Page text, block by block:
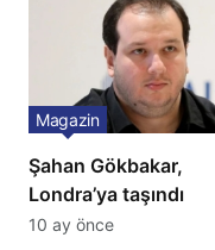
Şahan Gökbakar,
Londra’ya taşındı
Magazin
10 ay önce